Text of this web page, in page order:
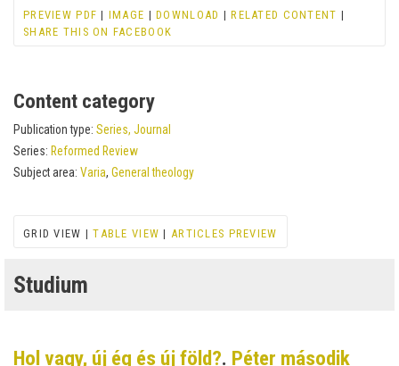
PREVIEW PDF | IMAGE |DOWNLOAD |RELATED CONTENT |
SHARE THIS ON FACEBOOK
Content category
Publication type: Series, Journal
Series: Reformed Review
Subject area: Varia, General theology
GRID VIEW |TABLE VIEW | ARTICLES PREVIEW
Studium
Hol vagy, új ég és új föld?. Péter második